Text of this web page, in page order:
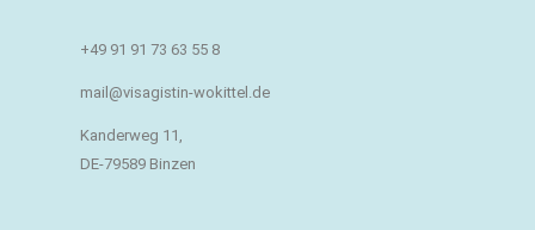
+49 91 91 73 63 55 8
mail@visagistin-wokittel.de
Kanderweg 11,
DE-79589 Binzen